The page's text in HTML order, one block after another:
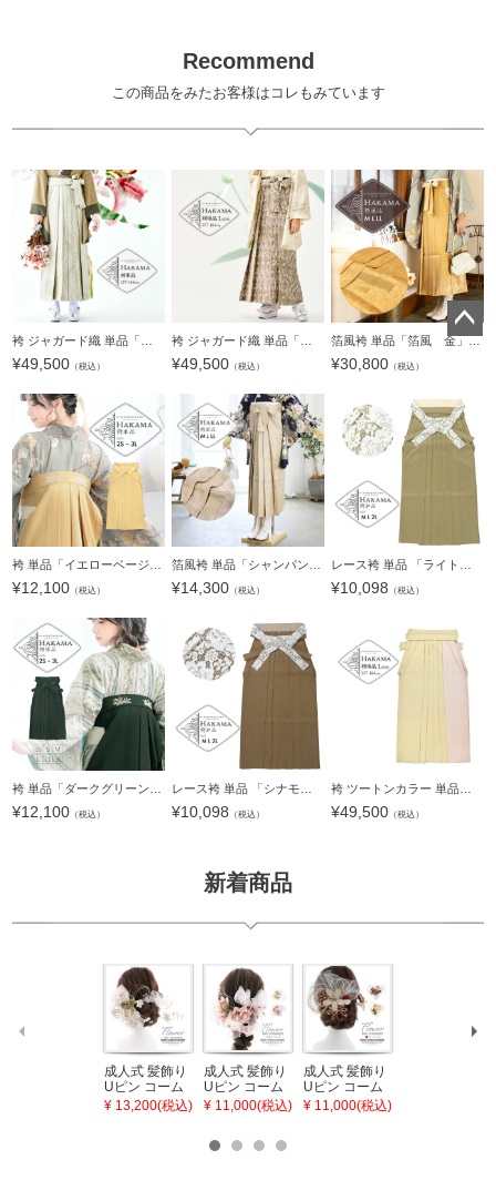
Recommend
この商品をみたお客様はコレもみています
¥49,500 （税込） ¥49,500 （税込）
箔風袴 単品「箔風 金」卒業式 袴 レディース 行燈袴 M・L・LL/2Lサイズ 女性用袴単品 【メール便不可】
¥30,800（税込）
¥12,100 （税込） ¥14,300 （税込） ¥10,098 （税込）
¥12,100 （税込） ¥10,098 （税込）
袴 ツートンカラー 単品「ベージュ×ピンクベージュ」卒業式 袴 レディース 行燈袴 Lサイズ 日本製 無地 女性用袴単品 取り寄せ品＜U＞【メール便不可】
¥49,500（税込）
新着商品
成人式 髪飾り
Uピン コーム
とUピン 4点セ
ット「桜と水
¥ 13,200(税込)
成人式 髪飾り
Uピン コーム
とUピン 5点セ
ット「オール
ボン 白・ピン
¥ 11,000(税込)
成人式 髪飾り
Uピン コーム
とUピン 2点セ
ット「つまみ
¥ 11,000(税込)
ペー
へ